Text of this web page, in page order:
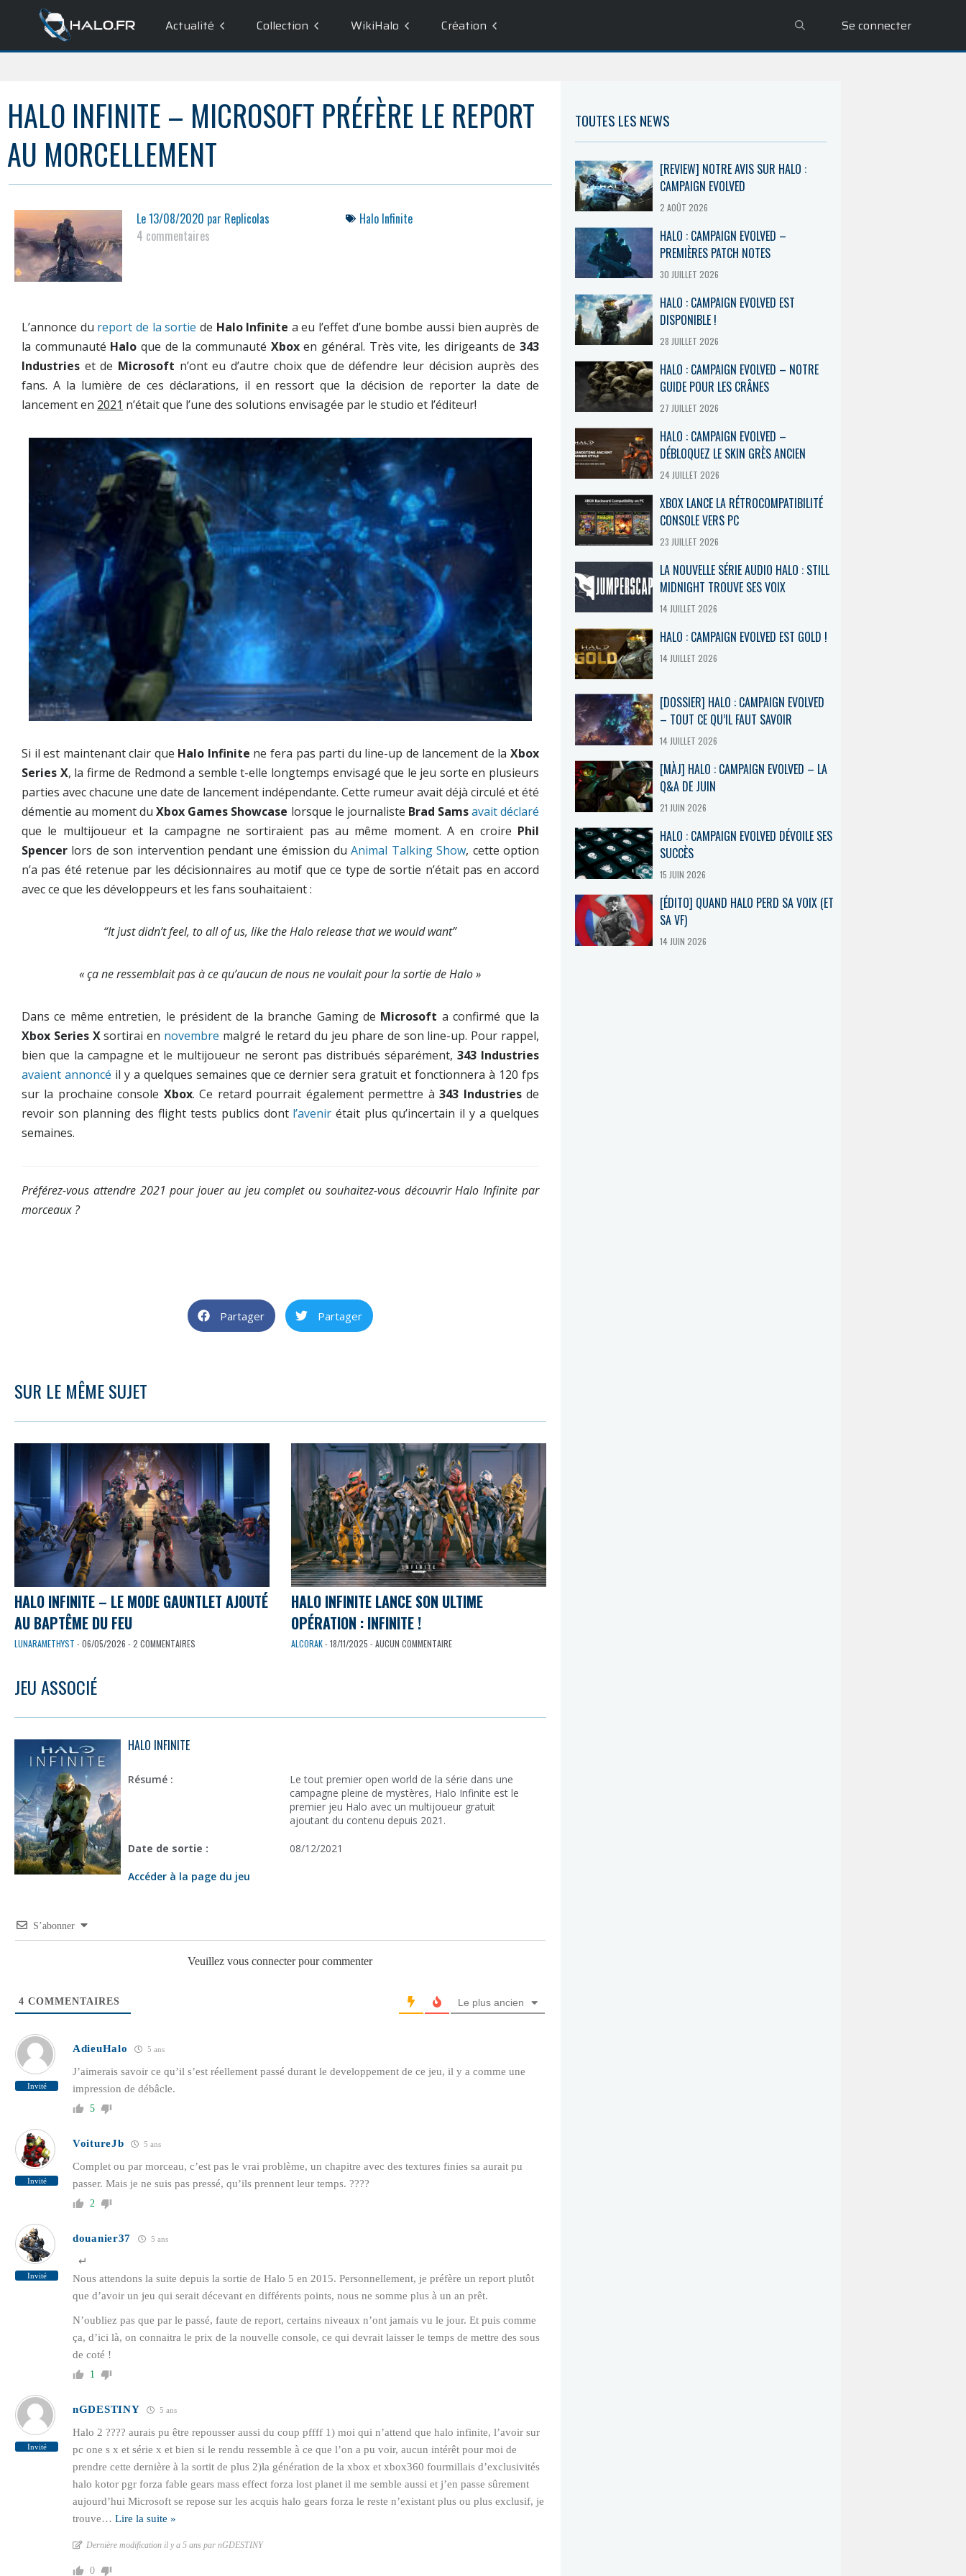
Actualité Collection WikiHalo Création Se connecter
HALO INFINITE – MICROSOFT PRÉFÈRE LE REPORT
AU MORCELLEMENT
Le13/08/2020 par Replicolas
4 commentaires
Halo Infinite
L’annonce du report de la sortie de Halo Infinite a eu l’effet d’une bombe aussi bien auprès de
la communauté Halo que de la communauté Xboxen général. Très vite, les dirigeants de 343
Industries et de Microsoft n’ont eu d’autre choix que de défendre leur décision auprès des
fans. A la lumière de ces déclarations, il en ressort que la décision de reporter la date de
lancement en 2021 n’était que l’une des solutions envisagée par le studio et l’éditeur!
Si il est maintenant clair que Halo Infinite ne fera pas parti du line-up de lancement de la Xbox
Series X, la firme de Redmond a semble t-elle longtemps envisagé que le jeu sorte en plusieurs
parties avec chacune une date de lancement indépendante. Cette rumeur avait déjà circulé et été
démentie au moment duXbox Games Showcase lorsque le journaliste Brad Samsavait déclaré
que le multijoueur et la campagne ne sortiraient pas au même moment. A en croire Phil
Spencer lors de son intervention pendant une émission duAnimal Talking Show, cette option
n’a pas été retenue par les décisionnaires au motif que ce type de sortie n’était pas en accord
avec ce que les développeurs et les fans souhaitaient :
“It just didn’t feel, to all of us, like the Halo release that we would want”
« ça ne ressemblait pas à ce qu’aucun de nous ne voulait pour la sortie de Halo »
Dans ce même entretien, le président de la branche Gaming de Microsoft a confirmé que la
Xbox Series Xsortirai en novembre malgré le retard du jeu phare de son line-up. Pour rappel,
bien que la campagne et le multijoueur ne seront pas distribués séparément, 343 Industries
avaient annoncé il y a quelques semaines que ce dernier sera gratuit et fonctionnera à 120 fps
sur la prochaine console Xbox. Ce retard pourrait également permettre à343 Industriesde
revoir son planning des flight tests publics dont l’avenir était plus qu’incertain il y a quelques
semaines.
Préférez-vous attendre 2021 pour jouer au jeu complet ou souhaitez-vous découvrir Halo Infinite par
morceaux ?
Partager Partager
SUR LE MÊME SUJET
HALO INFINITE – LE MODE GAUNTLET AJOUTÉ
AU BAPTÊME DU FEU
LUNARAMETHYST - 06/05/2026 - 2 COMMENTAIRES
HALO INFINITE LANCE SON ULTIME
OPÉRATION : INFINITE !
ALCORAK- 18/11/2025 - AUCUN COMMENTAIRE
JEU ASSOCIÉ
HALO INFINITE
Résumé :
Le tout premier open world de la série dans une
campagne pleine de mystères, Halo Infinite est le
premier jeu Halo avec un multijoueur gratuit
ajoutant du contenu depuis 2021.
Date de sortie : 08/12/2021
Accéder à la page du jeu
S’abonner
Veuillez vous connecter pour commenter
4 COMMENTAIRES Le plus ancien
Invité
AdieuHalo 5 ans
J’aimerais savoir ce qu’il s’est réellement passé durant le developpement de ce jeu, il y a comme une
impression de débâcle.
5
Invité
VoitureJb 5 ans
Complet ou par morceau, c’est pas le vrai problème, un chapitre avec des textures finies sa aurait pu
passer. Mais je ne suis pas pressé, qu’ils prennent leur temps. ????
2
Invité
douanier37 5 ans
↵
Nous attendons la suite depuis la sortie de Halo 5 en 2015. Personnellement, je préfère un report plutôt
que d’avoir un jeu qui serait décevant en différents points, nous ne somme plus à un an prêt.
N’oubliez pas que par le passé, faute de report, certains niveaux n’ont jamais vu le jour. Et puis comme
ça, d’ici là, on connaitra le prix de la nouvelle console, ce qui devrait laisser le temps de mettre des sous
de coté !
1
Invité
nGDESTINY 5 ans
Halo 2 ???? aurais pu être repousser aussi du coup pffff 1) moi qui n’attend que halo infinite, l’avoir sur
pc one s x et série x et bien si le rendu ressemble à ce que l’on a pu voir, aucun intérêt pour moi de
prendre cette dernière à la sortit de plus 2)la génération de la xbox et xbox360 fourmillais d’exclusivités
halo kotor pgr forza fable gears mass effect forza lost planet il me semble aussi et j’en passe sûrement
aujourd’hui Microsoft se repose sur les acquis halo gears forza le reste n’existant plus ou plus exclusif, je
trouve… Lire la suite »
Dernière modification il y a 5 ans par nGDESTINY
0
TOUTES LES NEWS
[REVIEW] NOTRE AVIS SUR HALO :
CAMPAIGN EVOLVED
2 AOÛT 2026
HALO : CAMPAIGN EVOLVED –
PREMIÈRES PATCH NOTES
30 JUILLET 2026
HALO : CAMPAIGN EVOLVED EST
DISPONIBLE !
28 JUILLET 2026
HALO : CAMPAIGN EVOLVED – NOTRE
GUIDE POUR LES CRÂNES
27 JUILLET 2026
HALO : CAMPAIGN EVOLVED –
DÉBLOQUEZ LE SKIN GRÈS ANCIEN
24 JUILLET 2026
XBOX LANCE LA RÉTROCOMPATIBILITÉ
CONSOLE VERS PC
23 JUILLET 2026
LA NOUVELLE SÉRIE AUDIO HALO : STILL
MIDNIGHT TROUVE SES VOIX
14 JUILLET 2026
HALO : CAMPAIGN EVOLVED EST GOLD !
14 JUILLET 2026
[DOSSIER] HALO : CAMPAIGN EVOLVED
– TOUT CE QU’IL FAUT SAVOIR
14 JUILLET 2026
[MÀJ] HALO : CAMPAIGN EVOLVED – LA
Q&A DE JUIN
21 JUIN 2026
HALO : CAMPAIGN EVOLVED DÉVOILE SES
SUCCÈS
15 JUIN 2026
[ÉDITO] QUAND HALO PERD SA VOIX (ET
SA VF)
14 JUIN 2026